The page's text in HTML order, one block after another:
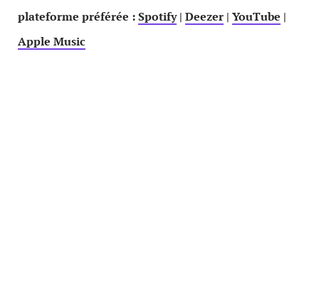
plateforme préférée :Spotify| Deezer | YouTube |
Apple Music